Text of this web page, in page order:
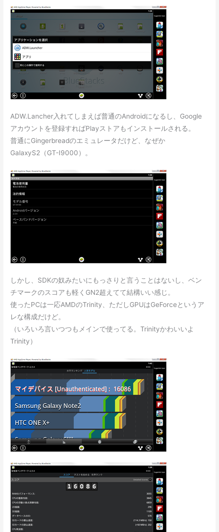
ADW.Lancher入れてしまえば普通のAndroidになるし、Google
アカウントを登録すればPlayストアもインストールされる。
普通にGingerbreadのエミュレータだけど、なぜか
GalaxyS2（GT-I9000）。
しかし、SDKの奴みたいにもっさりと言うことはないし、ベン
チマークのスコアも軽くGN2超えてて結構いい感じ。
使ったPCは一応AMDのTrinity、ただしGPUはGeForceというア
レな構成だけど。
（いろいろ言いつつもメインで使ってる。Trinityかわいいよ
Trinity）